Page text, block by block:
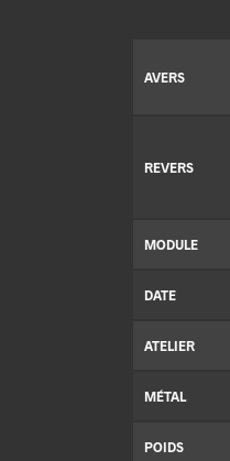
AVERS
REVERS
MODULE
DATE
ATELIER
MÉTAL
POIDS